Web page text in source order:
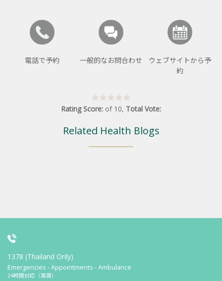
電話で予約 一般的なお問合わせ
ウェブサイトから予
約
Rating Score: of 10, Total Vote:
Related Health Blogs
1378 (Thailand Only)
Emergencies - Appointments - Ambulance
24時間対応（英語）